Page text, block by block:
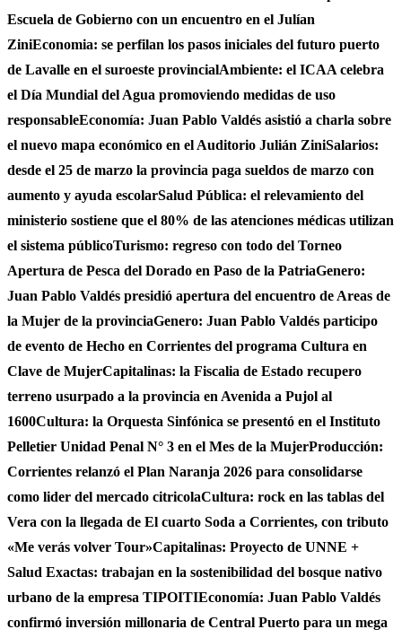
Escuela de Gobierno con un encuentro en el Julían
ZiniEconomia: se perfilan los pasos iniciales del futuro puerto
de Lavalle en el suroeste provincialAmbiente: el ICAA celebra
el Día Mundial del Agua promoviendo medidas de uso
responsableEconomía: Juan Pablo Valdés asistió a charla sobre
el nuevo mapa económico en el Auditorio Julián ZiniSalarios:
desde el 25 de marzo la provincia paga sueldos de marzo con
aumento y ayuda escolarSalud Pública: el relevamiento del
ministerio sostiene que el 80% de las atenciones médicas utilizan
el sistema públicoTurismo: regreso con todo del Torneo
Apertura de Pesca del Dorado en Paso de la PatriaGenero:
Juan Pablo Valdés presidió apertura del encuentro de Areas de
la Mujer de la provinciaGenero: Juan Pablo Valdés participo
de evento de Hecho en Corrientes del programa Cultura en
Clave de MujerCapitalinas: la Fiscalia de Estado recupero
terreno usurpado a la provincia en Avenida a Pujol al
1600Cultura: la Orquesta Sinfónica se presentó en el Instituto
Pelletier Unidad Penal N° 3 en el Mes de la MujerProducción:
Corrientes relanzó el Plan Naranja 2026 para consolidarse
como lider del mercado citricolaCultura: rock en las tablas del
Vera con la llegada de El cuarto Soda a Corrientes, con tributo
«Me verás volver Tour»Capitalinas: Proyecto de UNNE +
Salud Exactas: trabajan en la sostenibilidad del bosque nativo
urbano de la empresa TIPOITIEconomía: Juan Pablo Valdés
confirmó inversión millonaria de Central Puerto para un mega